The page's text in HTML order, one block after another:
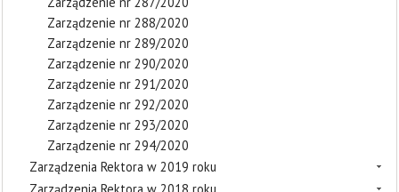
Zarządzenie nr 288/2020
Zarządzenie nr 289/2020
Zarządzenie nr 290/2020
Zarządzenie nr 291/2020
Zarządzenie nr 292/2020
Zarządzenie nr 293/2020
Zarządzenie nr 294/2020
Zarządzenia Rektora w 2019 roku